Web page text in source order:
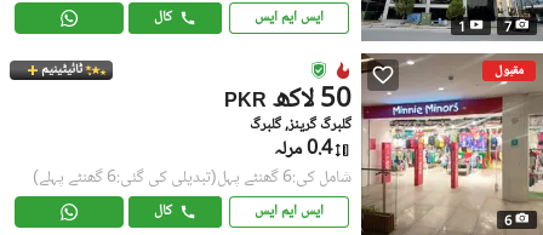
7
1 ایس ایم ایس کال
مقبول
6
ٹائیٹینیم
PKR 50 لاکھ
گلبرگ گرینز, گلبرگ
0.4 مرلہ
شامل کی:6 گھنٹے پہل (تبدیلی کی گئی:6 گھنٹے پہلے)
ایس ایم ایس کال